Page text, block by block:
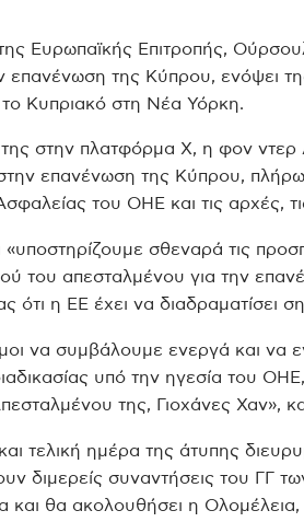
Ευρωπαϊκής Επιτροπής,
επανένωση της Κύπρου, ενόψει
το Κυπριακό στη Νέα Υόρκη.
στην πλατφόρμα Χ, η φον ντερ
επανένωση της Κύπρου,
του ΟΗΕ και τις αρχές,
«υποστηρίζουμε σθεναρά τις
του απεσταλμένου για την
ότι η ΕΕ έχει να διαδραματίσει
να συμβάλουμε ενεργά και να
υπό την ηγεσία του
της, Γιοχάνες Χαν»,
τελική ημέρα της άτυπης
διμερείς συναντήσεις του ΓΓ
και θα ακολουθήσει η